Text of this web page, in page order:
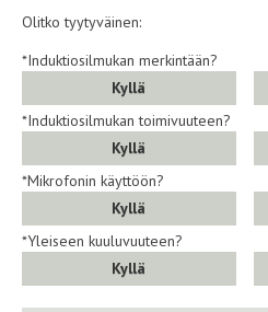
Olitko tyytyväinen:
*Induktiosilmukan merkintään?
Kyllä
*Induktiosilmukan toimivuuteen?
Kyllä
*Mikrofonin käyttöön?
Kyllä
*Yleiseen kuuluvuuteen?
Kyllä